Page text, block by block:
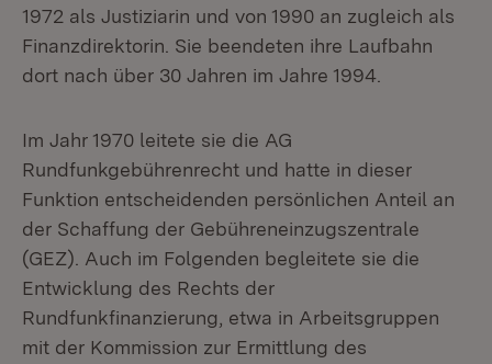
1972 als Justiziarin und von 1990 an zugleich als
Finanzdirektorin. Sie beendeten ihre Laufbahn
dort nach über 30 Jahren im Jahre 1994.
Im Jahr 1970 leitete sie die AG
Rundfunkgebührenrecht und hatte in dieser
Funktion entscheidenden persönlichen Anteil an
der Schaffung der Gebühreneinzugszentrale
(GEZ). Auch im Folgenden begleitete sie die
Entwicklung des Rechts der
Rundfunkfinanzierung, etwa in Arbeitsgruppen
mit der Kommission zur Ermittlung des